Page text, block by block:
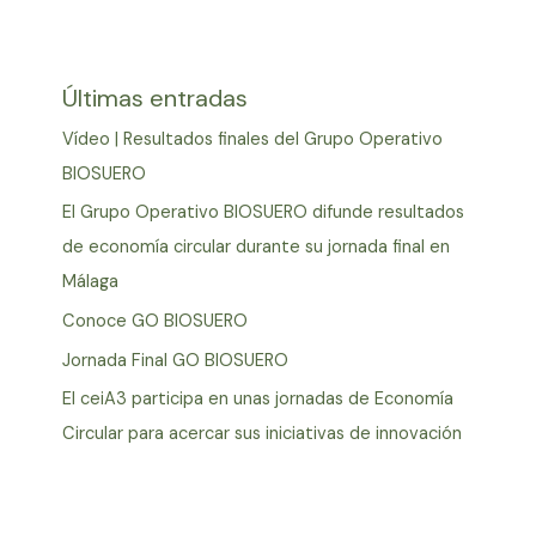
Últimas entradas
Vídeo | Resultados finales del Grupo Operativo
BIOSUERO
El Grupo Operativo BIOSUERO difunde resultados
de economía circular durante su jornada final en
Málaga
Conoce GO BIOSUERO
Jornada Final GO BIOSUERO
El ceiA3 participa en unas jornadas de Economía
Circular para acercar sus iniciativas de innovación